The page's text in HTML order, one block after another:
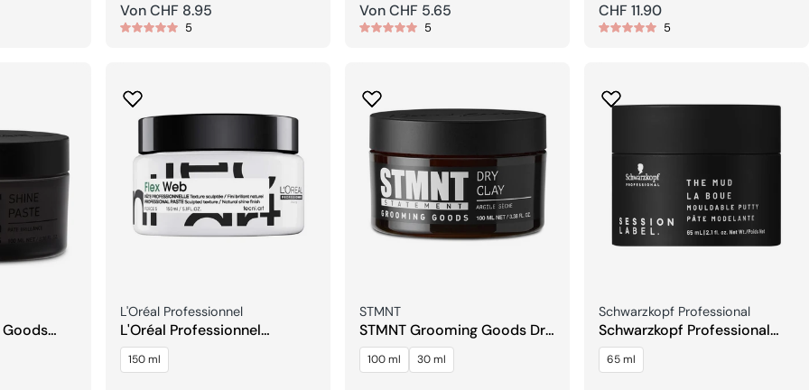
Regulärer
Preis
Von CHF 8.95
5
Regulärer
Preis
Von CHF 5.65
5
Regulärer
Preis
CHF 11.90
5
Goods
Verkäufer:
L'Oréal Professionnel
L'Oréal Professionnel
Tecni.Art Fix Web Design
Bildhauerpaste Force 5
150 ml
Verkäufer:
STMNT
STMNT Grooming Goods Dry
Clay
100 ml 30 ml
Verkäufer:
Schwarzkopf Professional
Schwarzkopf Professional
SESSION LABEL The Mud
Mouldable Putty
65 ml